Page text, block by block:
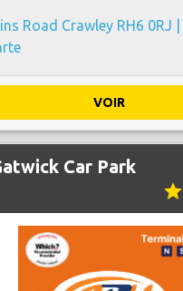
Road Crawley RH6 0RJ |
VOIR
Car Park
star